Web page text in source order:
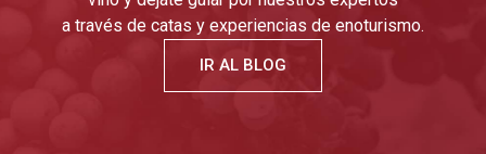
a través de catas y experiencias de enoturismo.
IR AL BLOG